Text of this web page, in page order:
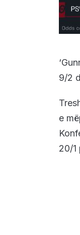
9/2
e
20/1